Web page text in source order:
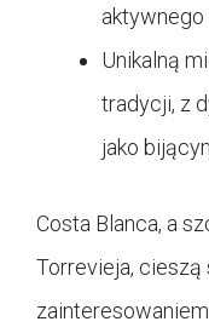
Unikalną
tradycji, z
jako
Costa Blanca, a
Torrevieja, cieszą